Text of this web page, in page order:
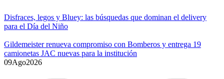
Disfraces, legos y Bluey: las búsquedas que dominan el delivery
para el Día del Niño
Gildemeister renueva compromiso con Bomberos y entrega 19
camionetas JAC nuevas para la institución
09Ago2026